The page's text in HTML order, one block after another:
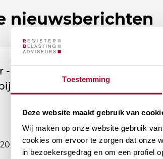
Toestemming
Deze website maakt gebruik van
Wij maken op onze website gebruik
cookies om ervoor te zorgen dat onze
in bezoekersgedrag en om een profiel
nieuwsberichten
- Leden vertellen: Zo
de vereniging!